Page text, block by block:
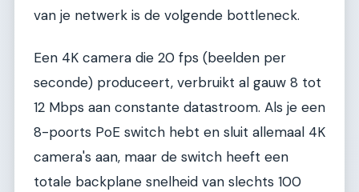
van je netwerk is de volgende bottleneck.
Een 4K camera die 20 fps (beelden per
seconde) produceert, verbruikt al gauw 8 tot
12 Mbps aan constante datastroom. Als je een
8-poorts PoE switch hebt en sluit allemaal 4K
camera's aan, maar de switch heeft een
totale backplane snelheid van slechts 100